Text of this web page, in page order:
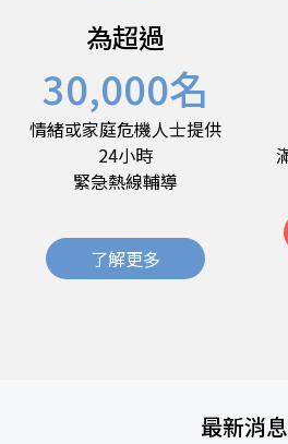
為超過
30,000名
情緒或家庭危機人士提供
24小時
緊急熱線輔導
了解更多
最新消息